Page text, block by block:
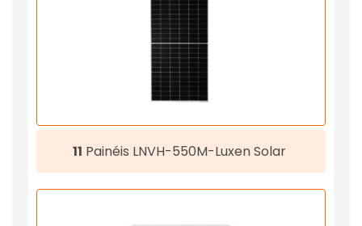
11 Painéis LNVH-550M-Luxen Solar